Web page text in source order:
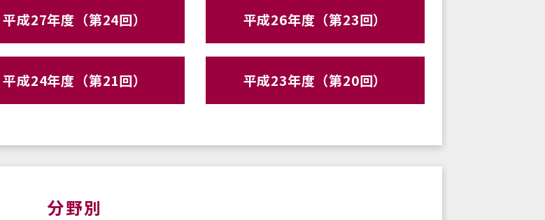
平成27年度（第24回） 平成26年度（第23回）
平成24年度（第21回） 平成23年度（第20回）
分野別